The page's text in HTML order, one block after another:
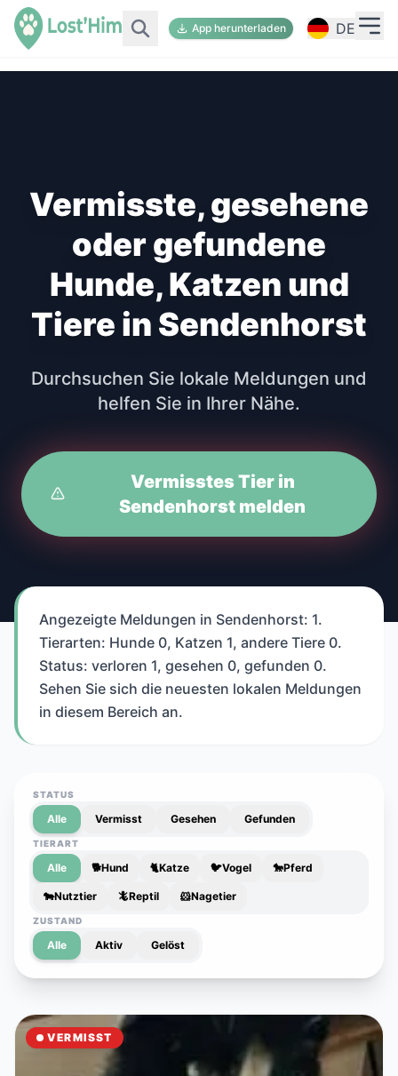
App herunterladen DE
Vermisste, gesehene
oder gefundene
Hunde, Katzen und
Tiere in Sendenhorst
Durchsuchen Sie lokale Meldungen und
helfen Sie in Ihrer Nähe.
Vermisstes Tier in
Sendenhorst melden
Angezeigte Meldungen in Sendenhorst: 1.
Tierarten: Hunde 0, Katzen 1, andere Tiere 0.
Status: verloren 1, gesehen 0, gefunden 0.
Sehen Sie sich die neuesten lokalen Meldungen
in diesem Bereich an.
STATUS
Alle Vermisst Gesehen Gefunden
TIERART
Alle 🐕Hund 🐈Katze 🐦Vogel 🐎Pferd
🐄Nutztier 🦎Reptil 🐹Nagetier
ZUSTAND
Alle Aktiv Gelöst
VERMISST